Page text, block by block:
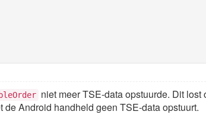
niet meer TSE-data opstuurde. Dit
de Android handheld geen TSE-data opstuurt.